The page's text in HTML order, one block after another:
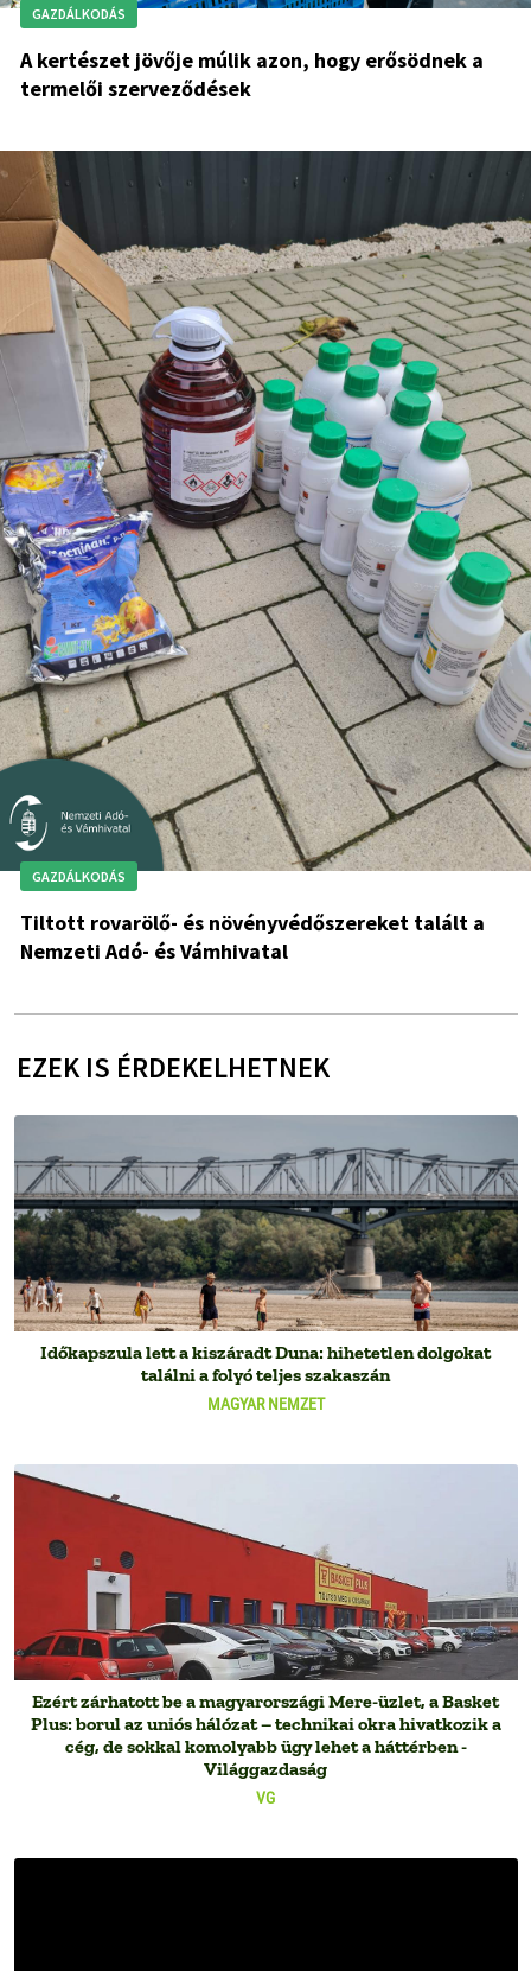
GAZDÁLKODÁS
A kertészet jövője múlik azon, hogy erősödnek a
termelői szerveződések
GAZDÁLKODÁS
Tiltott rovarölő- és növényvédőszereket talált a
Nemzeti Adó- és Vámhivatal
EZEK IS ÉRDEKELHETNEK
MAGYAR NEMZET
Időkapszula lett a kiszáradt Duna: hihetetlen dolgokat
találni a folyó teljes szakaszán
VG
Ezért zárhatott be a magyarországi Mere-üzlet, a Basket
Plus: borul az uniós hálózat – technikai okra hivatkozik a
cég, de sokkal komolyabb ügy lehet a háttérben -
Világgazdaság